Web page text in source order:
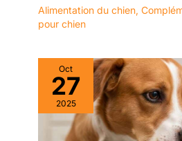
Alimentation du chien,
pour chien
Oct
27
2025